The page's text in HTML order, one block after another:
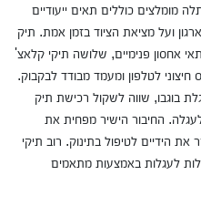
מומלצים כוללים תאים ייעודיים
ועל מציאת הציוד בזמן אמת. תיק
אחסון פנימיים, שלושה תיקי קלאצ'
לטלפון ומעמד מבודד לבקבוק.
בוגבו, שווה לשקול רכישת תיק
החיבור הישיר מפחית את
הידיים לטיפול בתינוק. רוב תיקי
לעגלות באמצעות מתאמים